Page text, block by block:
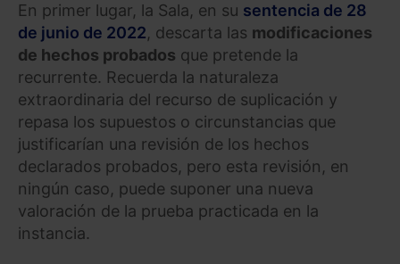
En primer lugar, la Sala, en su sentencia de 28
de junio de 2022, descarta las modificaciones
de hechos probados que pretende la
recurrente. Recuerda la naturaleza
extraordinaria del recurso de suplicación y
repasa los supuestos o circunstancias que
justificarían una revisión de los hechos
declarados probados, pero esta revisión, en
ningún caso, puede suponer una nueva
valoración de la prueba practicada en la
instancia.